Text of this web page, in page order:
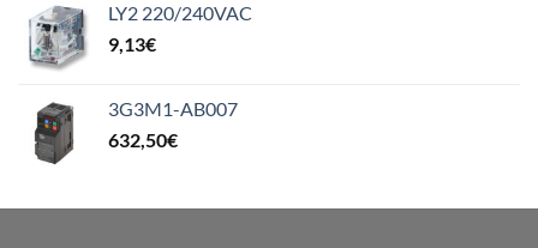
LY2 220/240VAC
9,13€
3G3M1-AB007
632,50€